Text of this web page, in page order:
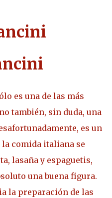
es una de las más
también, sin duda, una
es un
comida italiana se
lasaña y espaguetis,
una buena figura.
la preparación de las